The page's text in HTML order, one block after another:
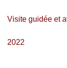
Visite guidée et
2022